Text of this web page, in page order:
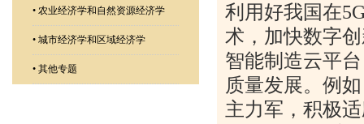
• 农业经济学和自然资源经济学
• 城市经济学和区域经济学
• 其他专题
利用好我国在
术，加快数字
智能制造云平
质量发展。例
主力军，积极